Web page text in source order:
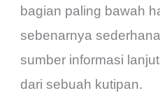
bagian paling bawah
sebenarnya
sumber informasi
dari sebuah kutipan.